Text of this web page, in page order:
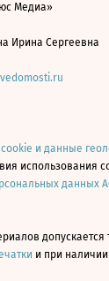
Медиа»
Ирина Сергеевна
cookie и данные
использования
данных
допускается
и при